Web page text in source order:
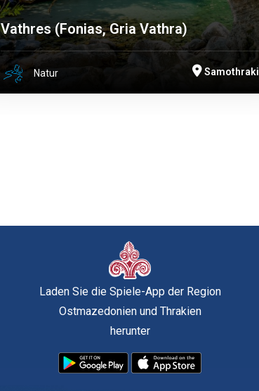
Vathres (Fonias, Gria Vathra)
Natur Samothraki
Laden Sie die Spiele-App der Region
Ostmazedonien und Thrakien
herunter